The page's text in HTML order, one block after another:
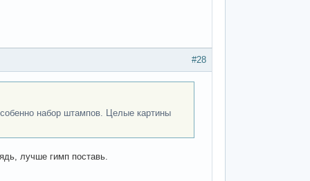
#28
набор штампов. Целые картины
лучше гимп поставь.